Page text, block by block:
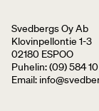
Svedbergs Oy Ab
Klovinpellontie 1-3
02180 ESPOO
Puhelin: (09) 584
Email: